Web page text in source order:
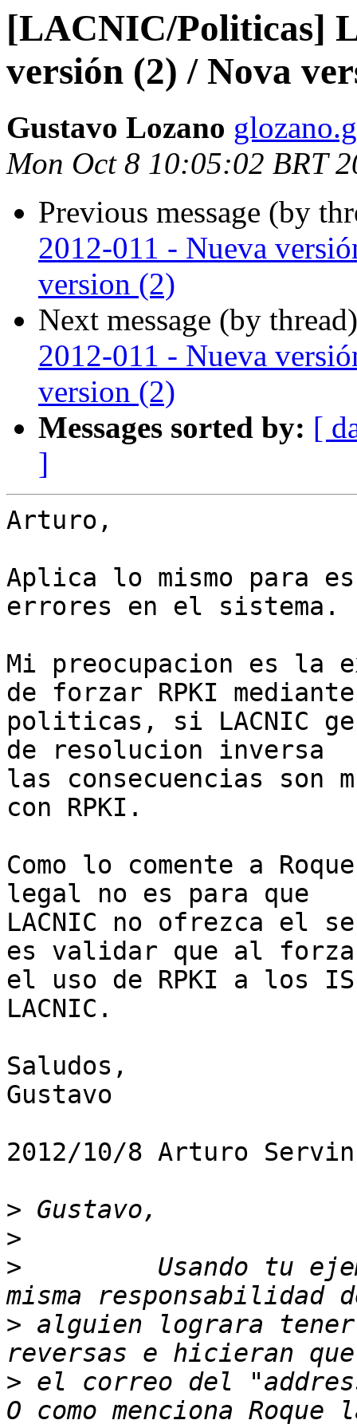
[LACNIC/Politicas]
versión (2) / Nova
Gustavo Lozano
Mon Oct 8 10:05:02 BRT
Previous message (by
2012-011 - Nueva
version (2)
Next message (by
2012-011 - Nueva
version (2)
Messages sorted by: [
]
Arturo,
Aplica lo mismo para
errores en el sistema.
Mi preocupacion es la
de forzar RPKI mediante
politicas, si LACNIC
de resolucion inversa
las consecuencias son
con RPKI.
Como lo comente a
legal no es para que
LACNIC no ofrezca el
es validar que al
el uso de RPKI a los
LACNIC.
Saludos,
Gustavo
2012/10/8 Arturo
>
>
>
Usando tu
> alguien lograra tener
> el correo del